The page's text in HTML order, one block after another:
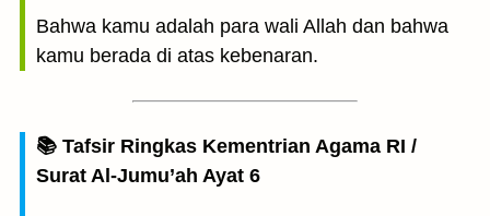
Bahwa kamu adalah para wali Allah dan bahwa
kamu berada di atas kebenaran.
📚 Tafsir Ringkas Kementrian Agama RI /
Surat Al-Jumu’ah Ayat 6